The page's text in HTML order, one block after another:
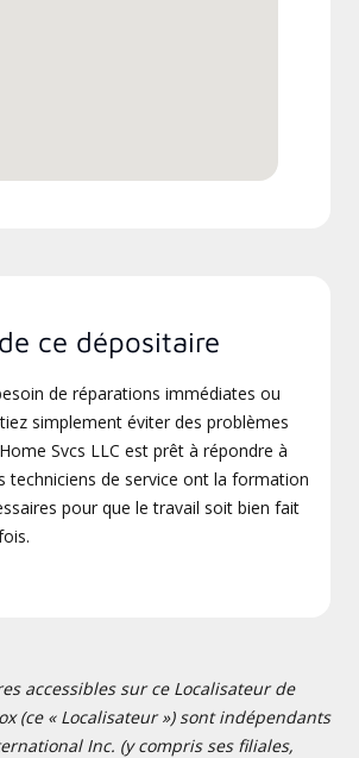
ce dépositaire
de réparations immédiates ou
simplement éviter des problèmes
Svcs LLC est prêt à répondre à
techniciens de service ont la formation
pour que le travail soit bien fait
accessibles sur ce Localisateur de
(ce « Localisateur ») sont indépendants
Inc. (y compris ses filiales,